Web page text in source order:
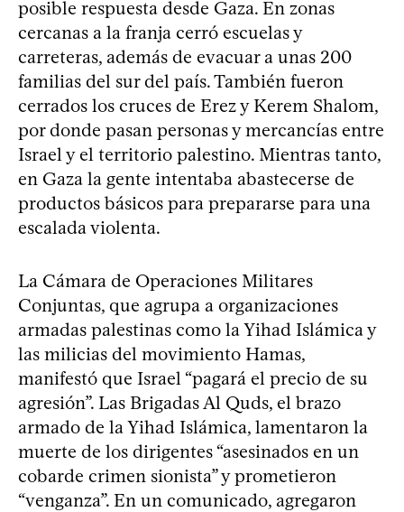
posible respuesta desde Gaza. En zonas
cercanas a la franja cerró escuelas y
carreteras, además de evacuar a unas 200
familias del sur del país. También fueron
cerrados los cruces de Erez y Kerem Shalom,
por donde pasan personas y mercancías entre
Israel y el territorio palestino. Mientras tanto,
en Gaza la gente intentaba abastecerse de
productos básicos para prepararse para una
escalada violenta.
La Cámara de Operaciones Militares
Conjuntas, que agrupa a organizaciones
armadas palestinas como la Yihad Islámica y
las milicias del movimiento Hamas,
manifestó que Israel “pagará el precio de su
agresión”. Las Brigadas Al Quds, el brazo
armado de la Yihad Islámica, lamentaron la
muerte de los dirigentes “asesinados en un
cobarde crimen sionista” y prometieron
“venganza”. En un comunicado, agregaron